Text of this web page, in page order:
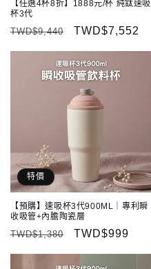
【任選4杯8折】1888元/杯 純鈦速吸
杯3代
定
TWD$9,440
售
TWD$7,552
特價
【預購】速吸杯3代900ML｜專利瞬
收吸管+內膽陶瓷層
定
TWD$1,380
售
TWD$999